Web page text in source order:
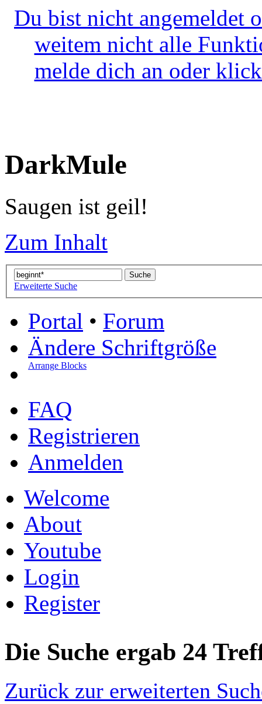
Du bist nicht angemeldet
weitem nicht alle
melde dich an oder
DarkMule
Saugen ist geil!
Zum Inhalt
Erweiterte Suche
Portal • Forum
Ändere Schriftgröße
Arrange Blocks
FAQ
Registrieren
Anmelden
Welcome
About
Youtube
Login
Register
Die Suche ergab 24
Zurück zur erweiterten